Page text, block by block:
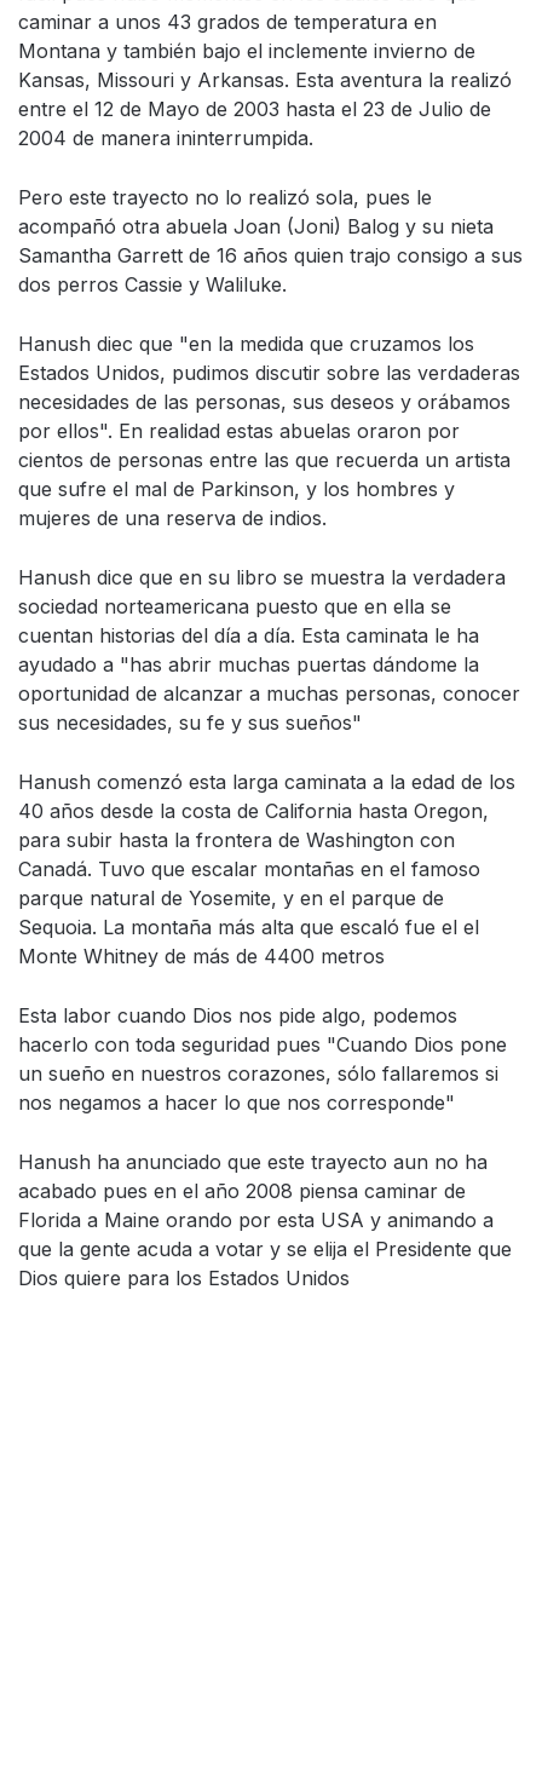
caminar a unos 43 grados de temperatura en
Montana y también bajo el inclemente invierno de
Kansas, Missouri y Arkansas. Esta aventura la realizó
entre el 12 de Mayo de 2003 hasta el 23 de Julio de
2004 de manera ininterrumpida.
Pero este trayecto no lo realizó sola, pues le
acompañó otra abuela Joan (Joni) Balog y su nieta
Samantha Garrett de 16 años quien trajo consigo a sus
dos perros Cassie y Waliluke.
Hanush diec que "en la medida que cruzamos los
Estados Unidos, pudimos discutir sobre las verdaderas
necesidades de las personas, sus deseos y orábamos
por ellos". En realidad estas abuelas oraron por
cientos de personas entre las que recuerda un artista
que sufre el mal de Parkinson, y los hombres y
mujeres de una reserva de indios.
Hanush dice que en su libro se muestra la verdadera
sociedad norteamericana puesto que en ella se
cuentan historias del día a día. Esta caminata le ha
ayudado a "has abrir muchas puertas dándome la
oportunidad de alcanzar a muchas personas, conocer
sus necesidades, su fe y sus sueños"
Hanush comenzó esta larga caminata a la edad de los
40 años desde la costa de California hasta Oregon,
para subir hasta la frontera de Washington con
Canadá. Tuvo que escalar montañas en el famoso
parque natural de Yosemite, y en el parque de
Sequoia. La montaña más alta que escaló fue el el
Monte Whitney de más de 4400 metros
Esta labor cuando Dios nos pide algo, podemos
hacerlo con toda seguridad pues "Cuando Dios pone
un sueño en nuestros corazones, sólo fallaremos si
nos negamos a hacer lo que nos corresponde"
Hanush ha anunciado que este trayecto aun no ha
acabado pues en el año 2008 piensa caminar de
Florida a Maine orando por esta USA y animando a
que la gente acuda a votar y se elija el Presidente que
Dios quiere para los Estados Unidos